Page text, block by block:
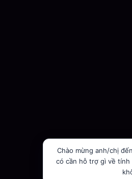
Chào mừng anh/chị
có cần hỗ trợ gì về